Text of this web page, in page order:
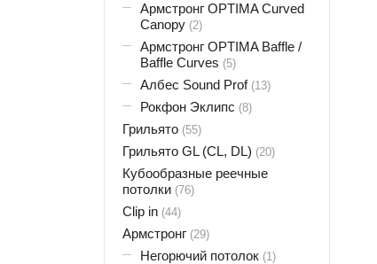
Армстронг OPTIMA Curved
Canopy (2)
Армстронг OPTIMA Baffle /
Baffle Curves (5)
Албес Sound Prof (13)
Рокфон Эклипс (8)
Грильято (55)
Грильято GL (CL, DL) (20)
Кубообразные реечные
потолки (76)
Clip in (44)
Армстронг (29)
Негорючий потолок (1)